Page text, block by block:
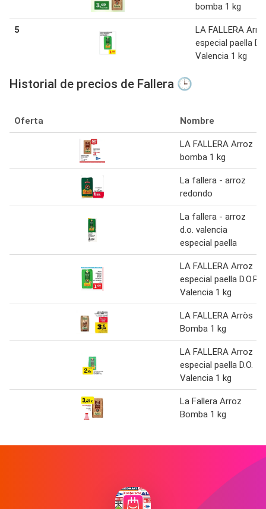
bomba 1 kg
5
LA FALLERA
especial paella
Valencia 1 kg
Historial de precios de Fallera 🕒
Oferta Nombre
LA FALLERA Arroz
bomba 1 kg
La fallera - arroz
redondo
La fallera - arroz
d.o. valencia
especial paella
LA FALLERA Arroz
especial paella D.O.P.
Valencia 1 kg
LA FALLERA Arròs
Bomba 1 kg
LA FALLERA Arroz
especial paella D.O.
Valencia 1 kg
La Fallera Arroz
Bomba 1 kg